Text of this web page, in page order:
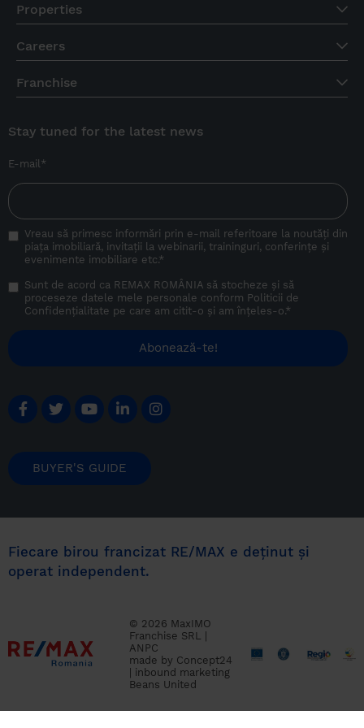
Properties
Careers
Franchise
Stay tuned for the latest news
E-mail *
Vreau să primesc informări prin e-mail referitoare la noutăți din
piața imobiliară, invitații la webinarii, traininguri, conferințe și
evenimente imobiliare etc.*
Sunt de acord ca REMAX ROMÂNIA să stocheze și să
proceseze datele mele personale conform Politicii de
Confidențialitate pe care am citit-o și am înțeles-o.*
BUYER'S GUIDE
Fiecare birou francizat RE/MAX e deținut și
operat independent.
© 2026 MaxIMO
Franchise SRL |
ANPC
made by Concept24
inbound marketing
Beans United